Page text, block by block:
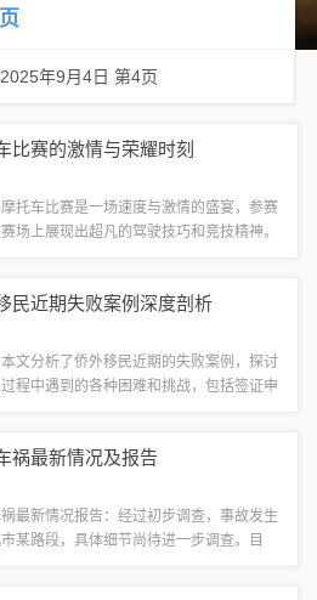
2025年9月4日 第4页
比赛的激情与荣耀时刻
托车比赛是一场速度与激情的盛宴，参赛
场上展现出超凡的驾驶技巧和竞技精神。
仅是一场速度和力量的较量，更是一次...
民近期失败案例深度剖析
文分析了侨外移民近期的失败案例，探讨
过程中遇到的各种困难和挑战，包括签证申
充分了解目标国家的政策、法律和文化...
祸最新情况及报告
最新情况报告：经过初步调查，事故发生
某路段，具体细节尚待进一步调查。目